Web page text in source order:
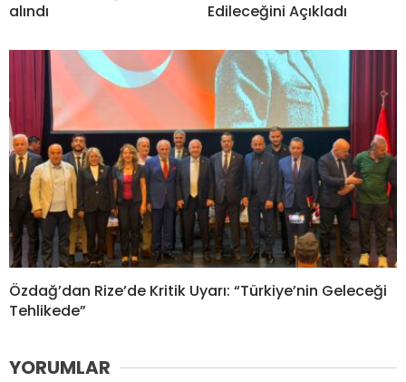
alındı
Edileceğini Açıkladı
Özdağ’dan Rize’de Kritik Uyarı: “Türkiye’nin Geleceği
Tehlikede”
YORUMLAR